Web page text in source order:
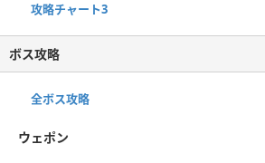
攻略チャート3
ボス攻略
全ボス攻略
ウェポン